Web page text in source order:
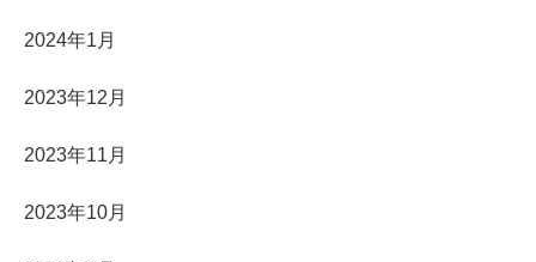
2024年1月
2023年12月
2023年11月
2023年10月